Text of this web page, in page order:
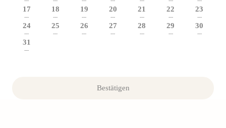
17
---
18
---
19
---
20
---
21
---
22
---
23
---
24
---
25
---
26
---
27
---
28
---
29
---
30
---
31
---
Bestätigen